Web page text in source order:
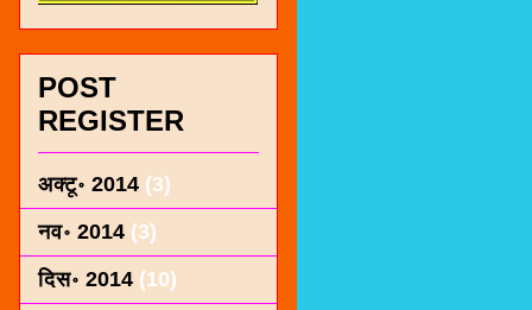
POST
REGISTER
अक्टू॰ 2014 (3)
नव॰ 2014 (3)
दिस॰ 2014 (10)